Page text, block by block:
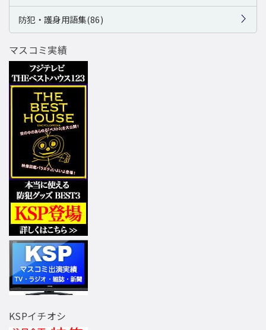
防犯・護身用語集(86)
マスコミ実績
KSPイチオシ